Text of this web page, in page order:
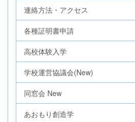
連絡方法・アクセス
各種証明書申請
高校体験入学
学校運営協議会(New)
同窓会 New
あおもり創造学